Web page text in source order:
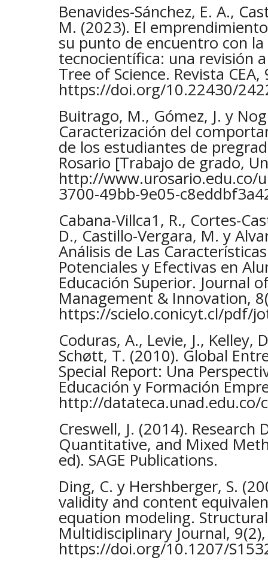
Benavides-Sánchez, E. A.,
M. (2023). El
su punto de encuentro con
tecnocientífica: una revisión
Tree of Science. Revista
https://doi.org/10.22430/
Buitrago, M., Gómez, J. y
Caracterización del
de los estudiantes de
Rosario [Trabajo de grado,
http://www.urosario.edu.co/
3700-49bb-9e05-
Cabana-Villca1, R., Cortes-
D., Castillo-Vergara, M. y
Análisis de Las
Potenciales y Efectivas en
Educación Superior. Journal
Management & Innovation,
https://scielo.conicyt.cl/pdf/
Coduras, A., Levie, J., Kelley,
Schøtt, T. (2010). Global
Special Report: Una
Educación y Formación
http://datateca.unad.edu.co/
Creswell, J. (2014). Research
Quantitative, and Mixed
ed). SAGE Publications.
Ding, C. y Hershberger, S.
validity and content
equation modeling.
Multidisciplinary Journal,
https://doi.org/10.1207/